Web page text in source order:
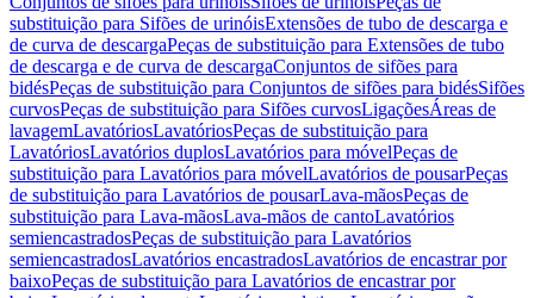
substituição para Sifões de urinóisExtensões de tubo de descarga e
de curva de descargaPeças de substituição para Extensões de tubo
de descarga e de curva de descargaConjuntos de sifões para
bidésPeças de substituição para Conjuntos de sifões para bidésSifões
curvosPeças de substituição para Sifões curvosLigaçõesÁreas de
lavagemLavatóriosLavatóriosPeças de substituição para
LavatóriosLavatórios duplosLavatórios para móvelPeças de
substituição para Lavatórios para móvelLavatórios de pousarPeças
de substituição para Lavatórios de pousarLava-mãosPeças de
substituição para Lava-mãosLava-mãos de cantoLavatórios
semiencastradosPeças de substituição para Lavatórios
semiencastradosLavatórios encastradosLavatórios de encastrar por
baixoPeças de substituição para Lavatórios de encastrar por